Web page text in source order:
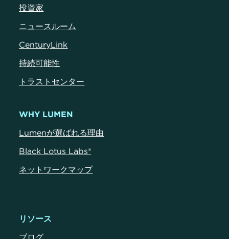
投資家
ニュースルーム
CenturyLink
持続可能性
トラストセンター
WHY LUMEN
Lumenが選ばれる理由
Black Lotus Labs®
ネットワークマップ
リソース
ブログ